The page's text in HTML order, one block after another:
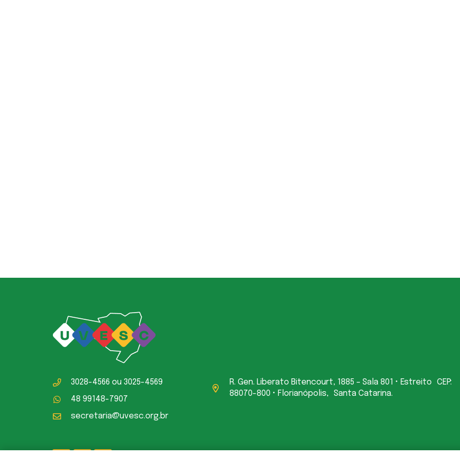
3028-4566 ou 3025-4569
48 99148-7907
secretaria@uvesc.org.br
R. Gen. Liberato Bitencourt, 1885 – Sala 801 • Estreito CEP:
88070-800 • Florianópolis, Santa Catarina.